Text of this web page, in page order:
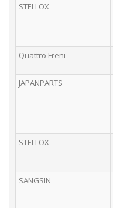
STELLOX
Quattro Freni
JAPANPARTS
STELLOX
SANGSIN